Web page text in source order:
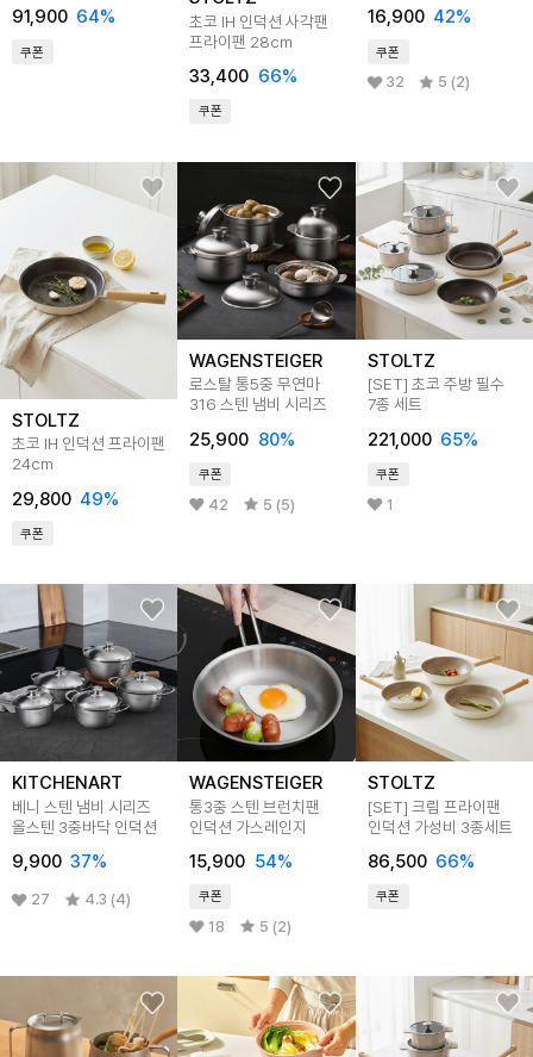
91,900 64%
쿠폰
초코 IH 인덕션 사각팬
프라이팬 28cm
33,400 66%
쿠폰
16,900 42%
쿠폰
32 5 (2)
STOLTZ
초코 IH 인덕션 프라이팬
24cm
29,800 49%
쿠폰
WAGENSTEIGER
로스탈 통5중 무연마
316 스텐 냄비 시리즈
25,900 80%
쿠폰
42 5 (5)
STOLTZ
[SET] 초코 주방 필수
7종 세트
221,000 65%
쿠폰
1
KITCHENART
베니 스텐 냄비 시리즈
올스텐 3중바닥 인덕션
9,900 37%
27 4.3 (4)
WAGENSTEIGER
통3중 스텐 브런치팬
인덕션 가스레인지
15,900 54%
쿠폰
18 5 (2)
STOLTZ
[SET] 크림 프라이팬
인덕션 가성비 3종세트
86,500 66%
쿠폰